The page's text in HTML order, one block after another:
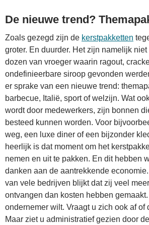
De nieuwe trend?
Zoals gezegd zijn de kerstpakketten
groter. En duurder. Het zijn namelijk
dozen van vroeger waarin ragout,
ondefinieerbare siroop gevonden
er sprake van een nieuwe trend:
barbecue, Italië, sport of welzijn. Wat
wordt door medewerkers, zijn bonnen
besteed kunnen worden. Voor
weg, een luxe diner of een bijzonder
heerlijk is dat moment om het
nemen en uit te pakken. En dit hebben
danken aan de aantrekkende
van vele bedrijven blijkt dat zij veel
ontvangen dan kosten hebben
ondernemer wilt. Vraagt u zich ook af of
Maar ziet u administratief gezien door